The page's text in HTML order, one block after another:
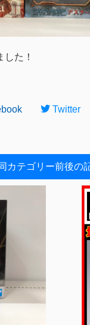
た！
Twitter
カテゴリー前後の